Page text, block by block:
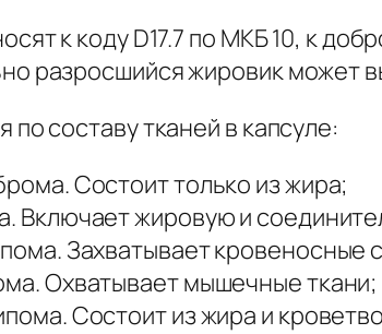
к коду D17.7 по МКБ 10, к
разросшийся жировик может
по составу тканей в капсуле:
Состоит только из жира;
Включает жировую и
Захватывает кровеносные
Охватывает мышечные ткани;
Состоит из жира и